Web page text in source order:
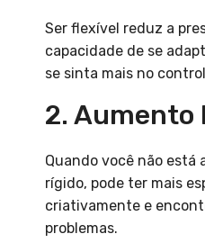
Ser flexível reduz a
capacidade de se
se sinta mais no
2. Aumento
Quando você não está
rígido, pode ter mais
criativamente e
problemas.